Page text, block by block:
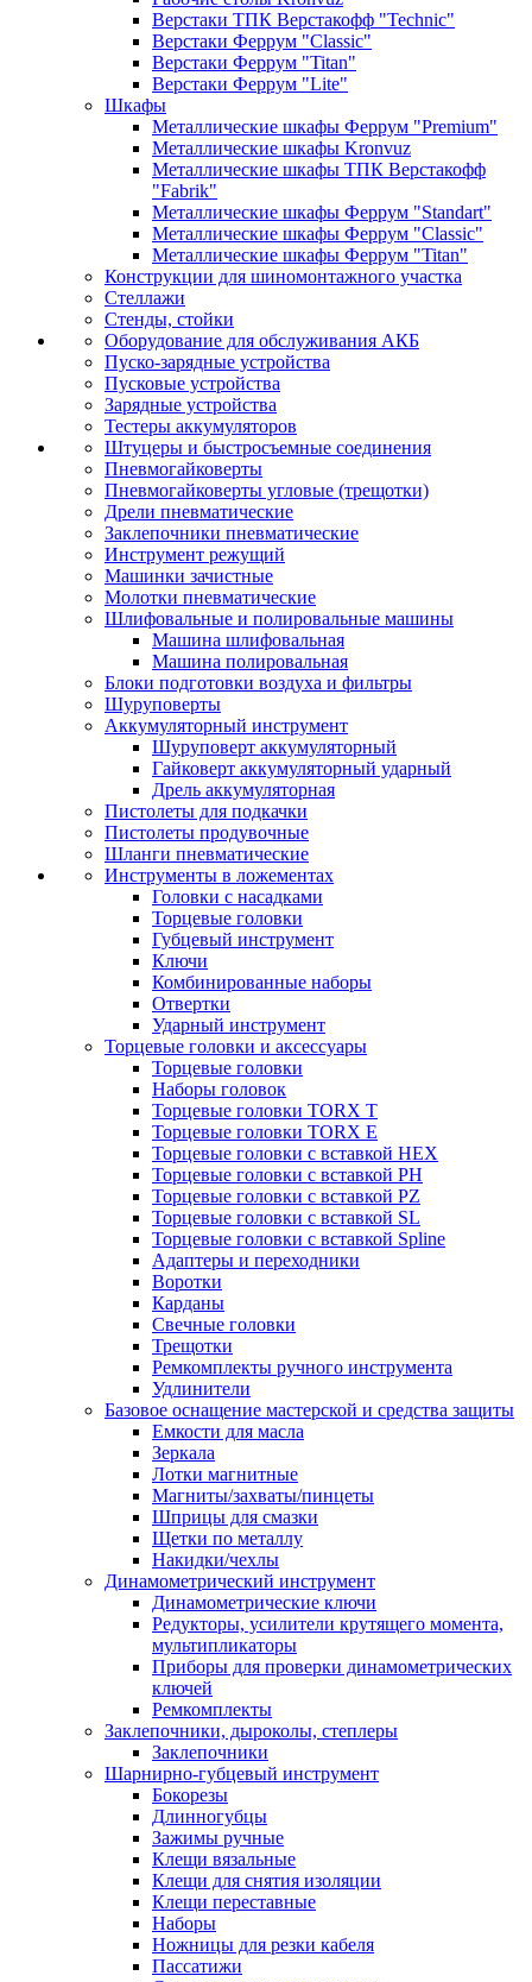
Верстаки ТПК Верстакофф "Technic"
Верстаки Феррум "Classic"
Верстаки Феррум "Titan"
Верстаки Феррум "Lite"
Шкафы
Металлические шкафы Феррум "Premium"
Металлические шкафы Kronvuz
Металлические шкафы ТПК Верстакофф
"Fabrik"
Металлические шкафы Феррум "Standart"
Металлические шкафы Феррум "Classic"
Металлические шкафы Феррум "Titan"
Конструкции для шиномонтажного участка
Стеллажи
Стенды, стойки
Оборудование для обслуживания АКБ
Пуско-зарядные устройства
Пусковые устройства
Зарядные устройства
Тестеры аккумуляторов
Штуцеры и быстросъемные соединения
Пневмогайковерты
Пневмогайковерты угловые (трещотки)
Дрели пневматические
Заклепочники пневматические
Инструмент режущий
Машинки зачистные
Молотки пневматические
Шлифовальные и полировальные машины
Машина шлифовальная
Машина полировальная
Блоки подготовки воздуха и фильтры
Шуруповерты
Аккумуляторный инструмент
Шуруповерт аккумуляторный
Гайковерт аккумуляторный ударный
Дрель аккумуляторная
Пистолеты для подкачки
Пистолеты продувочные
Шланги пневматические
Инструменты в ложементах
Головки с насадками
Торцевые головки
Губцевый инструмент
Ключи
Комбинированные наборы
Отвертки
Ударный инструмент
Торцевые головки и аксессуары
Торцевые головки
Наборы головок
Торцевые головки TORX T
Торцевые головки TORX Е
Торцевые головки с вставкой HEX
Торцевые головки с вставкой PH
Торцевые головки с вставкой PZ
Торцевые головки с вставкой SL
Торцевые головки с вставкой Spline
Адаптеры и переходники
Воротки
Карданы
Свечные головки
Трещотки
Ремкомплекты ручного инструмента
Удлинители
Базовое оснащение мастерской и средства защиты
Емкости для масла
Зеркала
Лотки магнитные
Магниты/захваты/пинцеты
Шприцы для смазки
Щетки по металлу
Накидки/чехлы
Динамометрический инструмент
Динамометрические ключи
Редукторы, усилители крутящего момента,
мультипликаторы
Приборы для проверки динамометрических
ключей
Ремкомплекты
Заклепочники, дыроколы, степлеры
Заклепочники
Шарнирно-губцевый инструмент
Бокорезы
Длинногубцы
Зажимы ручные
Клещи вязальные
Клещи для снятия изоляции
Клещи переставные
Наборы
Ножницы для резки кабеля
Пассатижи